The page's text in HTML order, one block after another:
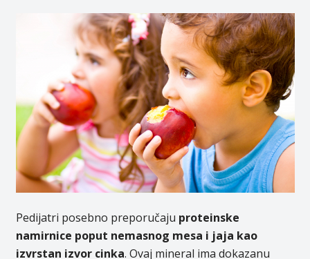
Pedijatri posebno preporučaju proteinske
namirnice poput nemasnog mesa i jaja kao
izvrstan izvor cinka. Ovaj mineral ima dokazanu